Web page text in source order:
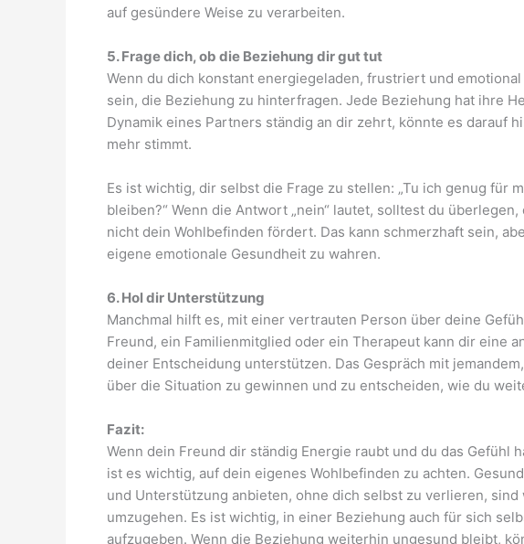
auf gesündere Weise zu verarbeiten.
5. Frage dich, ob die Beziehung dir gut tut
Wenn du dich konstant energiegeladen, frustriert und
sein, die Beziehung zu hinterfragen. Jede Beziehung hat ihre
Dynamik eines Partners ständig an dir zehrt, könnte es darauf
mehr stimmt.
Es ist wichtig, dir selbst die Frage zu stellen: „Tu ich genug für
bleiben?“ Wenn die Antwort „nein“ lautet, solltest du
nicht dein Wohlbefinden fördert. Das kann schmerzhaft sein,
eigene emotionale Gesundheit zu wahren.
6. Hol dir Unterstützung
Manchmal hilft es, mit einer vertrauten Person über deine
Freund, ein Familienmitglied oder ein Therapeut kann dir eine
deiner Entscheidung unterstützen. Das Gespräch mit
über die Situation zu gewinnen und zu entscheiden, wie du
Fazit:
Wenn dein Freund dir ständig Energie raubt und du das Gefühl
ist es wichtig, auf dein eigenes Wohlbefinden zu achten.
und Unterstützung anbieten, ohne dich selbst zu verlieren,
umzugehen. Es ist wichtig, in einer Beziehung auch für sich
aufzugeben. Wenn die Beziehung weiterhin ungesund bleibt,